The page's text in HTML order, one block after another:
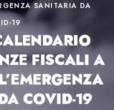
SANITARIA DA
19
FISCALI A
COVID-19